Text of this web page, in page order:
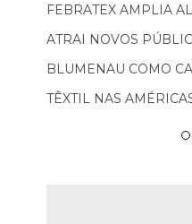
FEBRATEX AMPLIA
ATRAI NOVOS
BLUMENAU COMO
TÊXTIL NAS